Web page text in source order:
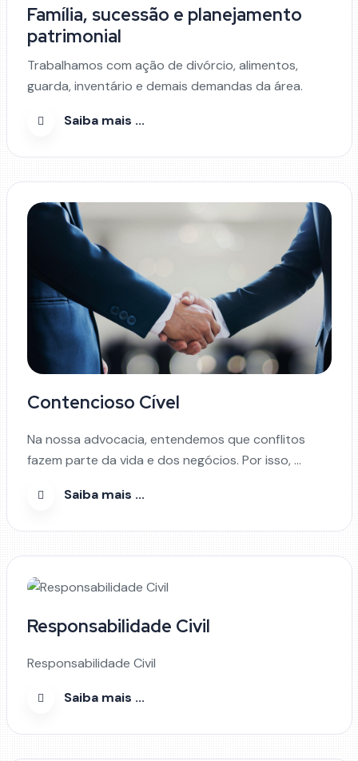
Família, sucessão e planejamento
patrimonial
Trabalhamos com ação de divórcio, alimentos,
guarda, inventário e demais demandas da área.
Saiba mais ...
Contencioso Cível
Na nossa advocacia, entendemos que conflitos
fazem parte da vida e dos negócios. Por isso, ...
Saiba mais ...
Responsabilidade Civil
Responsabilidade Civil
Saiba mais ...